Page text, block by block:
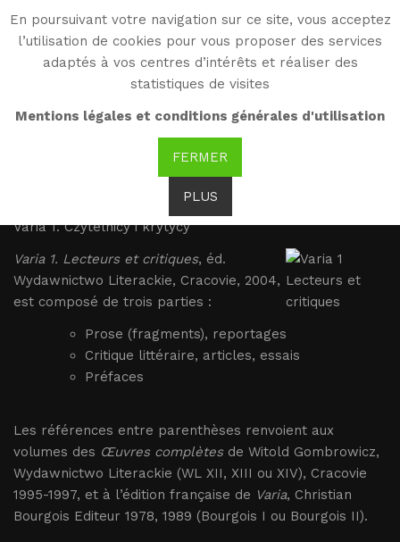
En poursuivant votre navigation sur ce site, vous acceptez
l’utilisation de cookies pour vous proposer des services
adaptés à vos centres d’intérêts et réaliser des
statistiques de visites
Mentions légales et conditions générales d'utilisation
FERMER
PLUS
WG
Witold Gombrowicz
Varia 1. Lecteurs et
Varia 1. Lecteurs et critiques
Varia 1. Czytelnicy i krytycy
Varia 1. Lecteurs et critiques, éd.
Wydawnictwo Literackie, Cracovie, 2004,
est composé de trois parties :
Prose (fragments), reportages
Critique littéraire, articles, essais
Préfaces
Les références entre parenthèses renvoient aux
volumes des Œuvres complètesde Witold Gombrowicz,
Wydawnictwo Literackie (WL XII, XIII ou XIV), Cracovie
1995-1997, et à l’édition française de Varia, Christian
Bourgois Editeur 1978, 1989 (Bourgois I ou Bourgois II).